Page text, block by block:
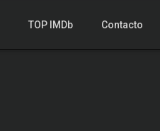
TOP IMDb Contacto